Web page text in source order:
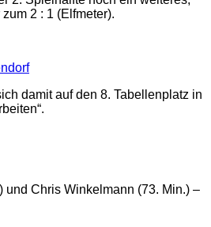
2 : 1 (Elfmeter).
damit auf den 8. Tabellenplatz in
und Chris Winkelmann (73. Min.) –